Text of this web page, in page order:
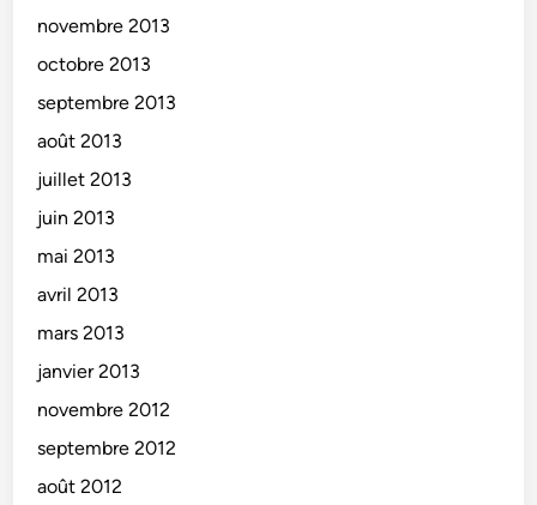
novembre 2013
octobre 2013
septembre 2013
août 2013
juillet 2013
juin 2013
mai 2013
avril 2013
mars 2013
janvier 2013
novembre 2012
septembre 2012
août 2012